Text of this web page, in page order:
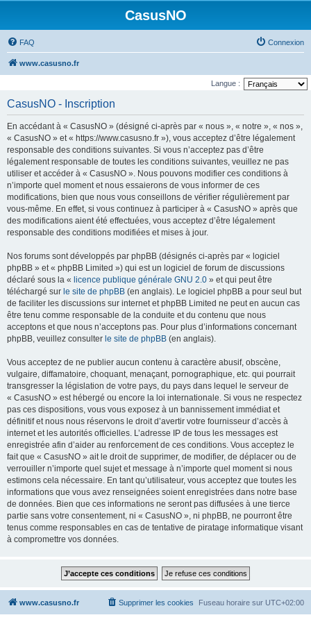
CasusNO
FAQ Connexion
www.casusno.fr
Langue :
CasusNO - Inscription
En accédant à « CasusNO » (désigné ci-après par « nous », « notre », « nos »,
« CasusNO » et « https://www.casusno.fr »), vous acceptez d’être légalement
responsable des conditions suivantes. Si vous n’acceptez pas d’être
légalement responsable de toutes les conditions suivantes, veuillez ne pas
utiliser et accéder à « CasusNO ». Nous pouvons modifier ces conditions à
n’importe quel moment et nous essaierons de vous informer de ces
modifications, bien que nous vous conseillons de vérifier régulièrement par
vous-même. En effet, si vous continuez à participer à « CasusNO » après que
des modifications aient été effectuées, vous acceptez d’être légalement
responsable des conditions modifiées et mises à jour.
Nos forums sont développés par phpBB (désignés ci-après par « logiciel
phpBB » et « phpBB Limited ») qui est un logiciel de forum de discussions
déclaré sous la « licence publique générale GNU 2.0 » et qui peut être
téléchargé sur le site de phpBB (en anglais). Le logiciel phpBB a pour seul but
de faciliter les discussions sur internet et phpBB Limited ne peut en aucun cas
être tenu comme responsable de la conduite et du contenu que nous
acceptons et que nous n’acceptons pas. Pour plus d’informations concernant
phpBB, veuillez consulter le site de phpBB (en anglais).
Vous acceptez de ne publier aucun contenu à caractère abusif, obscène,
vulgaire, diffamatoire, choquant, menaçant, pornographique, etc. qui pourrait
transgresser la législation de votre pays, du pays dans lequel le serveur de
« CasusNO » est hébergé ou encore la loi internationale. Si vous ne respectez
pas ces dispositions, vous vous exposez à un bannissement immédiat et
définitif et nous nous réservons le droit d’avertir votre fournisseur d’accès à
internet et les autorités officielles. L’adresse IP de tous les messages est
enregistrée afin d’aider au renforcement de ces conditions. Vous acceptez le
fait que « CasusNO » ait le droit de supprimer, de modifier, de déplacer ou de
verrouiller n’importe quel sujet et message à n’importe quel moment si nous
estimons cela nécessaire. En tant qu’utilisateur, vous acceptez que toutes les
informations que vous avez renseignées soient enregistrées dans notre base
de données. Bien que ces informations ne seront pas diffusées à une tierce
partie sans votre consentement, ni « CasusNO », ni phpBB, ne pourront être
tenus comme responsables en cas de tentative de piratage informatique visant
à compromettre vos données.
www.casusno.fr Fuseau horaire sur UTC+02:00
Supprimer les cookies